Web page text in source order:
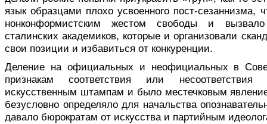
язык образцами плохо усвоенного пост-сезаннизма,
нонконформистским жестом свободы и
сталинских академиков, которые и организовали
свои позиции и избавиться от конкуренции.
Деление на официальных и неофициальных в
признакам соответствия или несоответствия
искусственным штампам и было местечковым
безусловно определяло для начальства
давало бюрократам от искусства и партийным